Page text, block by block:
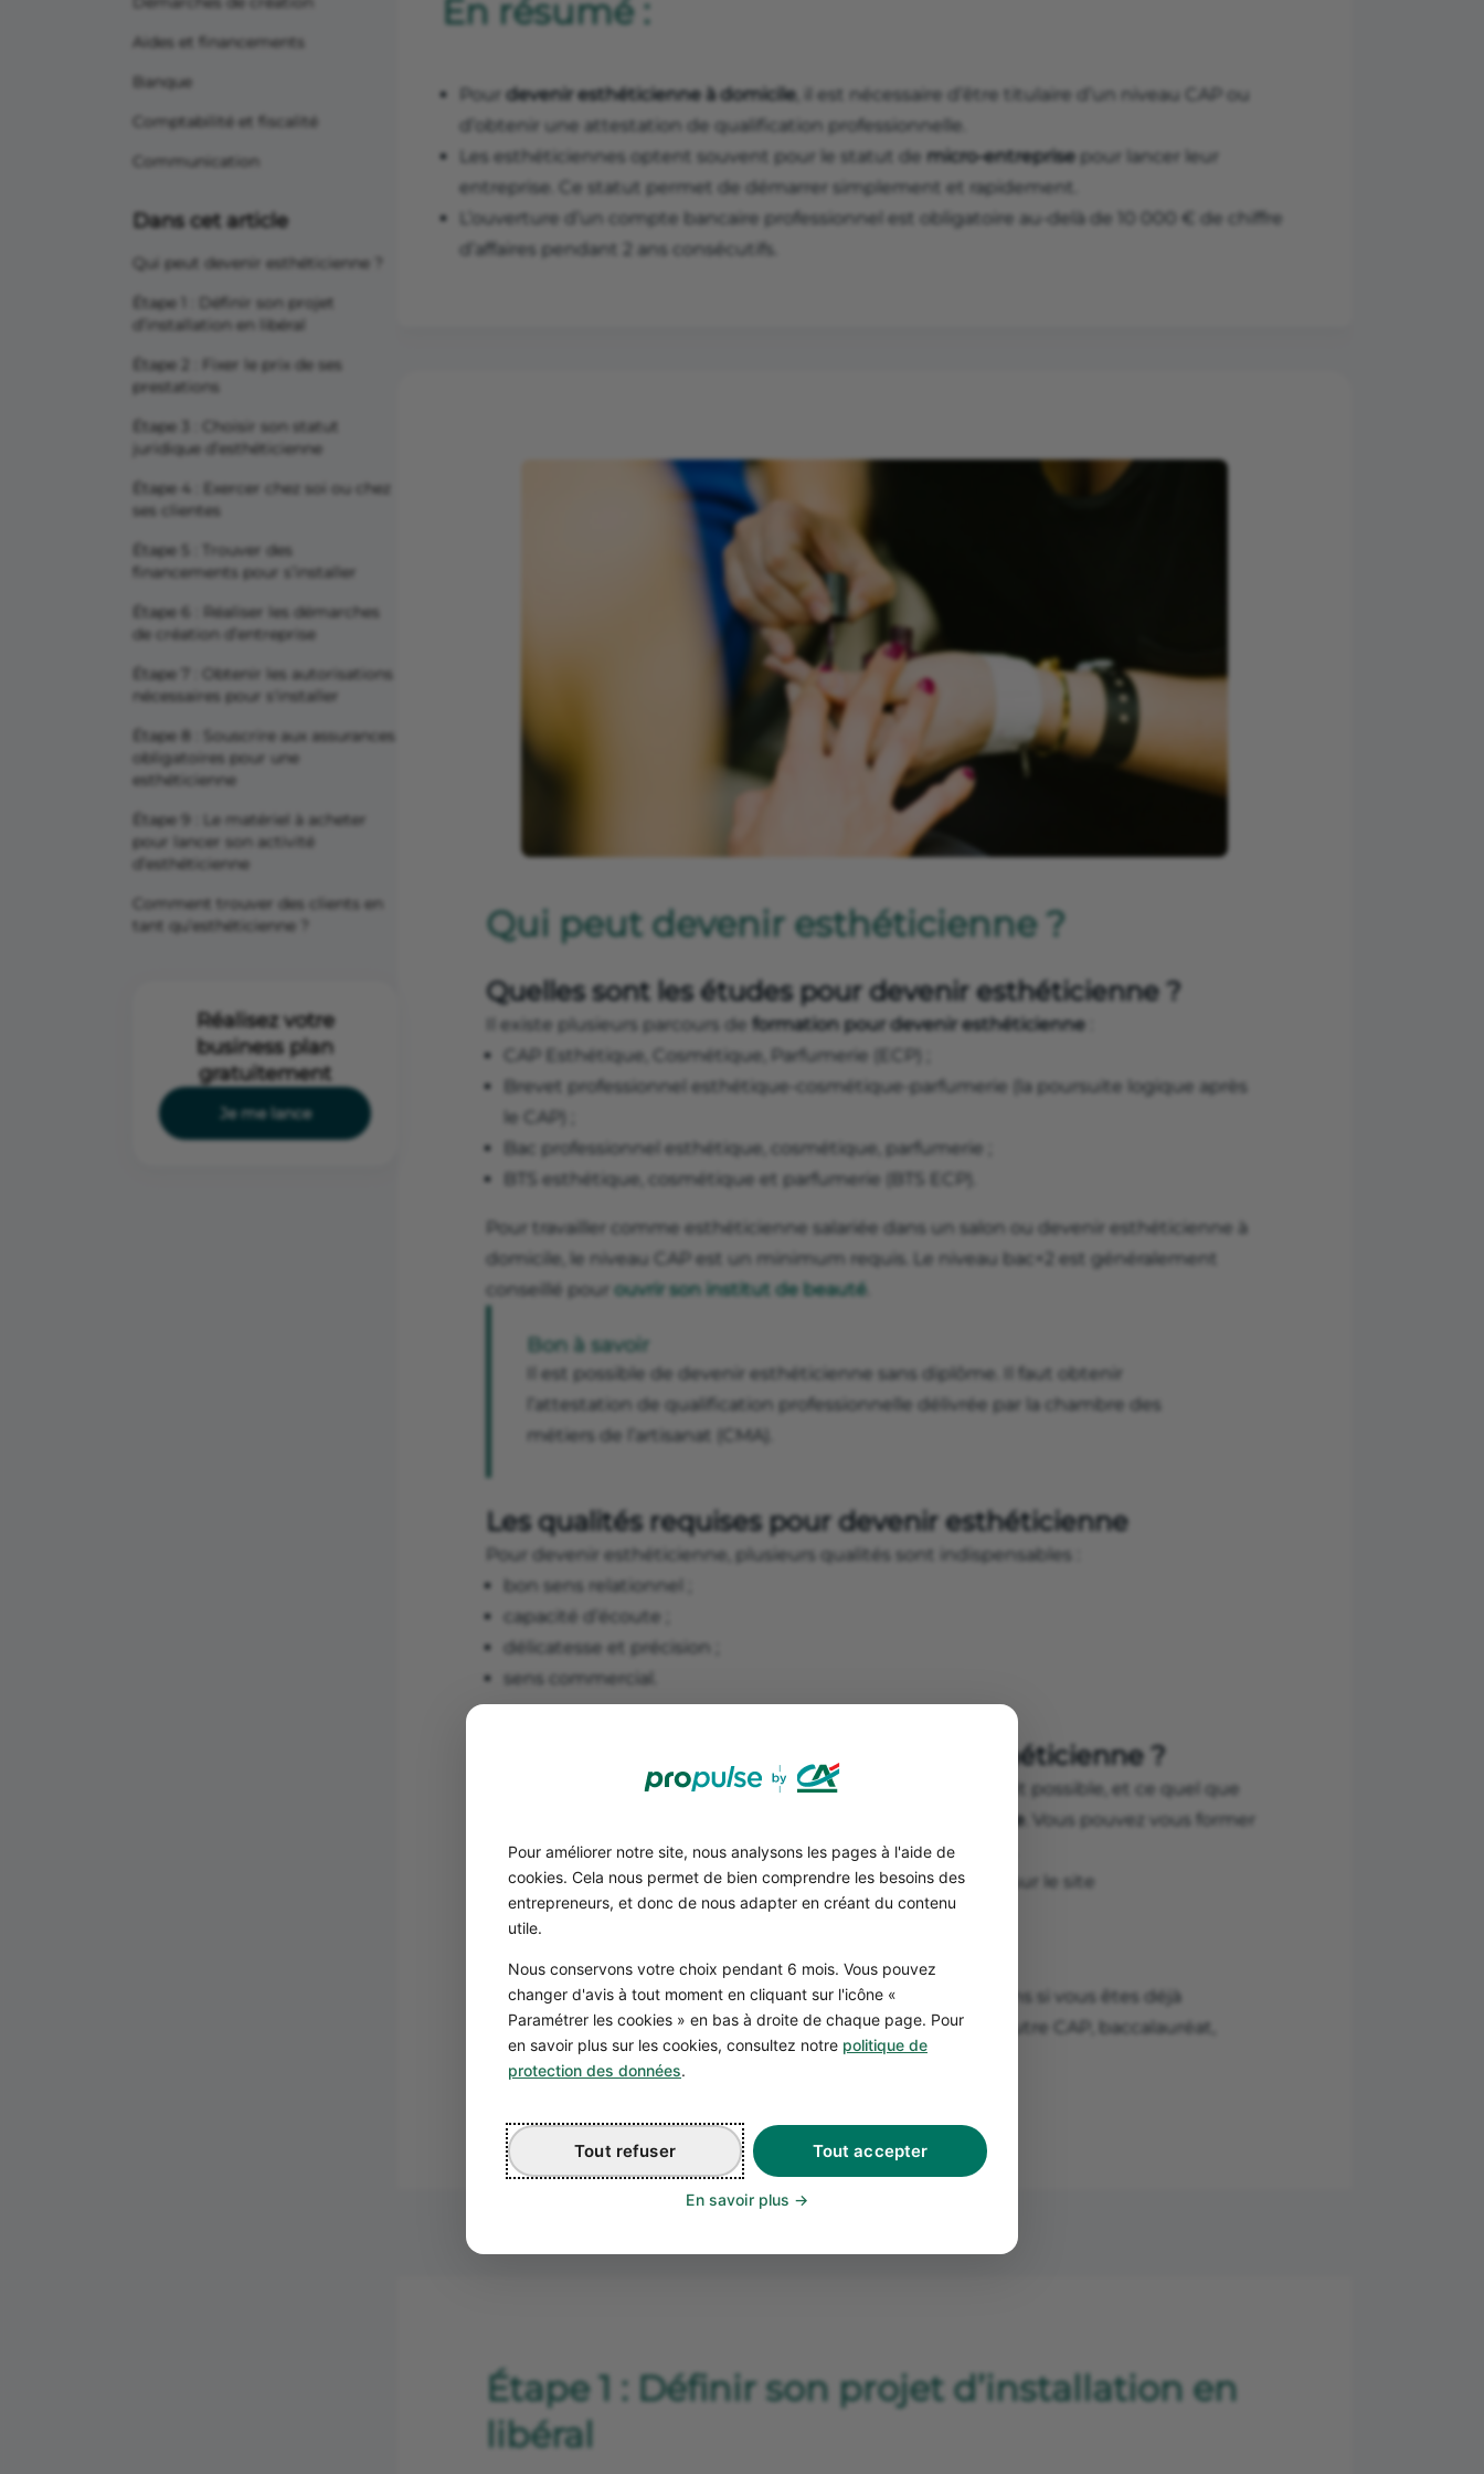
Pour améliorer notre site, nous analysons les pages à l'aide de
cookies. Cela nous permet de bien comprendre les besoins des
entrepreneurs, et donc de nous adapter en créant du contenu
utile.
Nous conservons votre choix pendant 6 mois. Vous pouvez
changer d'avis à tout moment en cliquant sur l'icône «
Paramétrer les cookies » en bas à droite de chaque page. Pour
en savoir plus sur les cookies, consultez notre politique de
protection des données.
Tout accepter
Tout refuser
En savoir plus
Aides et financements
Banque
Comptabilité et fiscalité
Communication
Dans cet article
Qui peut devenir esthéticienne ?
Étape 1 : Définir son projet
d’installation en libéral
Étape 2 : Fixer le prix de ses
prestations
Étape 3 : Choisir son statut
juridique d’esthéticienne
Étape 4 : Exercer chez soi ou chez
ses clientes
Étape 5 : Trouver des
financements pour s’installer
Étape 6 : Réaliser les démarches
de création d’entreprise
Étape 7 : Obtenir les autorisations
nécessaires pour s'installer
Étape 8 : Souscrire aux assurances
obligatoires pour une
esthéticienne
Étape 9 : Le matériel à acheter
pour lancer son activité
d’esthéticienne
Comment trouver des clients en
tant qu’esthéticienne ?
Réalisez votre
business plan
gratuitement
Je me lance
En résumé :
Pour devenir esthéticienne à domicile, il est nécessaire d’être titulaire d’un niveau CAP ou
d’obtenir une attestation de qualification professionnelle.
Les esthéticiennes optent souvent pour le statut de micro-entreprise pour lancer leur
entreprise. Ce statut permet de démarrer simplement et rapidement.
L’ouverture d’un compte bancaire professionnel est obligatoire au-delà de 10 000 € de chiffre
d’affaires pendant 2 ans consécutifs.
Qui peut devenir esthéticienne ?
Quelles sont les études pour devenir esthéticienne ?
Il existe plusieurs parcours de formation pour devenir esthéticienne
CAP Esthétique, Cosmétique, Parfumerie (ECP) ;
Brevet professionnel esthétique-cosmétique-parfumerie (la poursuite logique après
le CAP) ;
Bac professionnel esthétique, cosmétique, parfumerie ;
BTS esthétique, cosmétique et parfumerie (BTS ECP).
Pour travailler comme esthéticienne salariée dans un salon ou devenir esthéticienne à
domicile, le niveau CAP est un minimum requis. Le niveau bac+2 est généralement
conseillé pour ouvrir son institut de beauté
Bon à savoir
Il est possible de devenir esthéticienne sans diplôme. Il faut obtenir
l’attestation de qualification professionnelle délivrée par la chambre des
métiers de l’artisanat (CMA).
Les qualités requises pour devenir esthéticienne
Pour devenir esthéticienne, plusieurs qualités sont indispensables :
bon sens relationnel ;
capacité d’écoute ;
délicatesse et précision ;
sens commercial.
Comment se reconvertir en tant qu’esthéticienne ?
Devenir esthéticienne suite à une reconversion est tout à fait possible, et ce quel que
CAP Esthétique . Vous pouvez vous former
à distance, un réel avantage dans un projet de reconversion.
Cette formation peut êtreéligible au CPF , renseignez-vous sur le site
moncompteformation.gouv pour connaître vos droits.
Bon à savoir
Le CAP Esthétique peut se passer en 1 an au lieu de 2 ans si vous êtes déjà
titulaire d’un diplôme du même niveau ou supérieur (autre CAP, baccalauréat,
etc.).
Étape 1 : Définir son projet d’installation en
libéral